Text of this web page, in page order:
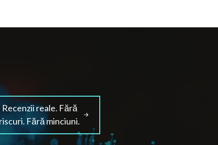
Recenzii reale. Fără
riscuri. Fără minciuni.